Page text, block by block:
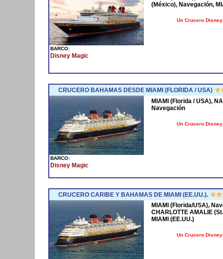
BARCO:
Disney Magic
(México), Navegación,
Un Crucero
CRUCERO BAHAMAS DESDE MIAMI (FLORIDA / USA)
BARCO:
Disney Magic
MIAMI (Florida / USA),
Navegación
Un Crucero
CRUCERO CARIBE Y BAHAMAS DE MIAMI (EE.UU.).
MIAMI (Florida/USA),
CHARLOTTE AMALIE
MIAMI (EE.UU.)
Un Crucero